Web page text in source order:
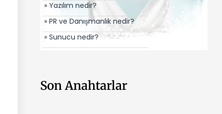
» Yazılım nedir?
» PR ve Danışmanlık nedir?
» Sunucu nedir?
Son Anahtarlar